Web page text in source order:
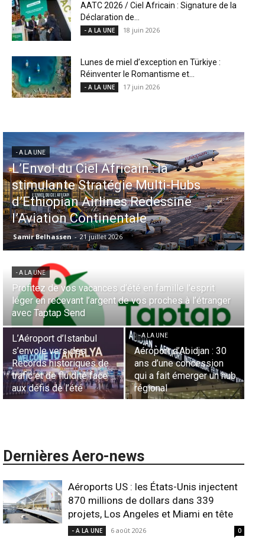
AATC 2026 / Ciel Africain : Signature de la
Déclaration de...
- A LA UNE 18 juin 2026
Lunes de miel d’exception en Türkiye :
Réinventer le Romantisme et...
- A LA UNE 17 juin 2026
- A LA UNE
Aéroports US : les États-Unis
injectent 870 millions de dollars
dans 339 projets, Los Angeles et
Miami en tête
Samir Belhassen - 6 août 2026
- A LA UNE
Aérien & Stratégie : Comment Royal Air Maroc fait de
la diaspora européenne le moteur de son hub de
Casablanca
- A LA UNE
Sécurité des frontières
aériennes en Afrique :
L’appel urgent à
l’harmonisation globale
- A LA UNE
Nominations : Sadri
Essid à la tête de la
Représentation d’Air
France en Tunisie et
Lionel Rault aux
commandes de la région
ANSCO
Dernières Aero-news
Aéroports US : les États-Unis injectent
870 millions de dollars dans 339
projets, Los Angeles et Miami en tête
- A LA UNE 6 août 2026 0